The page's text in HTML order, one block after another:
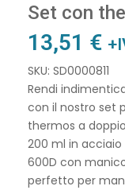
Set con
13,51 €
SKU: SD0000811
Rendi
con il nostro set
thermos a
200 ml in acciaio
600D con
perfetto per